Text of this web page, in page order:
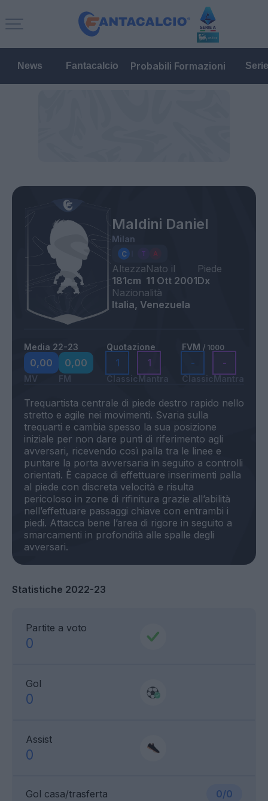
News Fantacalcio Probabili Formazioni
Maldini Daniel
Milan
Altezza
181cm
Nato il
11 Ott 2001
Piede
Dx
Nazionalità
Italia, Venezuela
Media 22-23
0,00
MV
0,00
FM
Quotazione
1
Classic
1
Mantra
FVM / 1000
-
Classic
-
Mantra
Trequartista centrale di piede destro rapido nello
stretto e agile nei movimenti. Svaria sulla
trequarti e cambia spesso la sua posizione
iniziale per non dare punti di riferimento agli
avversari, ricevendo così palla tra le linee e
puntare la porta avversaria in seguito a controlli
orientati. È capace di effettuare inserimenti palla
al piede con discreta velocità e risulta
pericoloso in zone di rifinitura grazie all’abilità
nell’effettuare passaggi chiave con entrambi i
piedi. Attacca bene l’area di rigore in seguito a
smarcamenti in profondità alle spalle degli
Statistiche 2022-23
Partite a voto
0
Gol
0
Assist
0
Gol casa/trasferta 0/0